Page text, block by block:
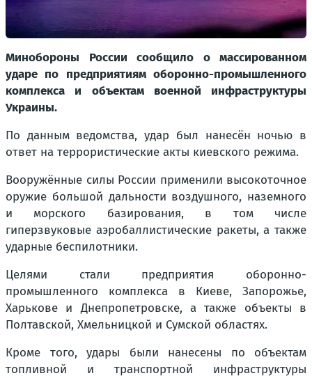
Минобороны России сообщило о массированном
ударе по предприятиям оборонно-промышленного
комплекса и объектам военной инфраструктуры
Украины.
По данным ведомства, удар был нанесён ночью в
ответ на террористические акты киевского режима.
Вооружённые силы России применили высокоточное
оружие большой дальности воздушного, наземного
и морского базирования, в том числе
гиперзвуковые аэробаллистические ракеты, а также
ударные беспилотники.
Целями стали предприятия оборонно-
промышленного комплекса в Киеве, Запорожье,
Харькове и Днепропетровске, а также объекты в
Полтавской, Хмельницкой и Сумской областях.
Кроме того, удары были нанесены по объектам
топливной и транспортной инфраструктуры